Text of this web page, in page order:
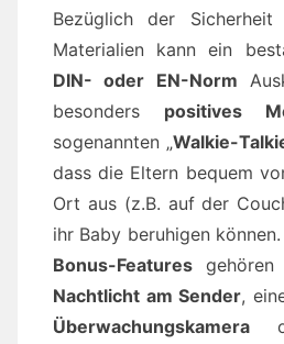
Bezüglich der
Materialien kann ein
DIN- oder EN-Norm
besonders positives
sogenannten „Walkie-
dass die Eltern bequem
Ort aus (z.B. auf der
ihr Baby beruhigen
Bonus-Features
Nachtlicht am Sender,
Überwachungskamera